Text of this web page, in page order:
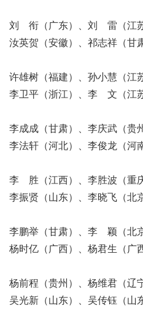
刘 衔（广东）、刘 雷（江
汝英贺（安徽）、祁志祥（甘
许雄树（福建）、孙小慧（江
李卫平（浙江）、李 文（江苏
李成成（甘肃）、李庆武（贵
李法轩（河北）、李俊龙（河
李 胜（江西）、李胜波（重
李振贤（山东）、李晓飞（北
李鹏举（甘肃）、李 颖（北
杨时亿（广西）、杨君生（广
杨前程（贵州）、杨维君（辽
吴光新（山东）、吴传钰（山